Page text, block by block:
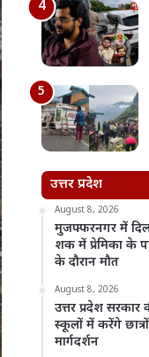
उत्तर प्रदेश
August 8, 2026
मुजफ्फरनगर में
शक में प्रेमिका के
के दौरान मौत
August 8, 2026
उत्तर प्रदेश
स्कूलों में करेंगे
मार्गदर्शन